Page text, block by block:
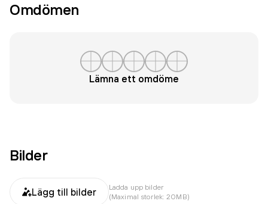
Omdömen
Lämna ett omdöme
Bilder
Lägg till bilder
Ladda upp bilder
(Maximal storlek: 20MB)